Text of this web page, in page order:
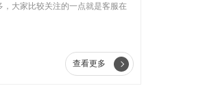
大家比较关注的一点就是客服在
查看更多